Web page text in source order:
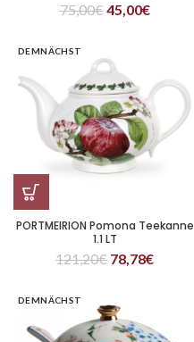
75,00€45,00€
DEMNÄCHST
PORTMEIRION Pomona Teekanne
1.1 LT
121,20€ 78,78€
DEMNÄCHST